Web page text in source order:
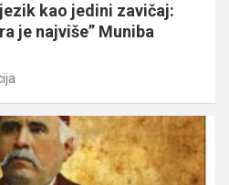
kao jedini zavičaj:
je najviše” Muniba